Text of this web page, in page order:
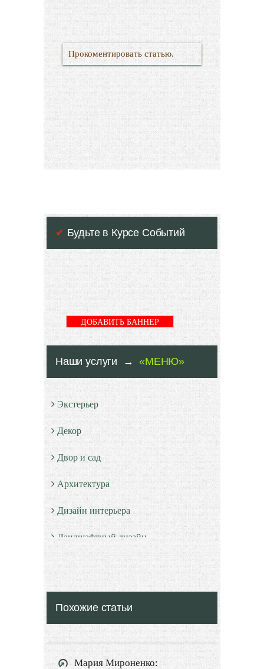
Прокоментировать статью.
✔ Будьте в Курсе Событий
ДОБАВИТЬ БАННЕР
Наши услуги →«МЕНЮ»
Экстерьер
Декор
Двор и сад
Архитектура
Дизайн интерьера
Ландшафтный дизайн
LIMITED EDITION
Видео новости
Другие услуги
Похожие статьи
Мария Мироненко: